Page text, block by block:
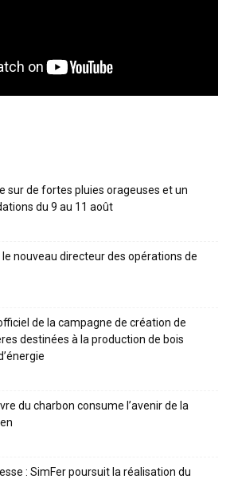
sur de fortes pluies orageuses et un
du 9 au 11 août
le nouveau directeur des opérations de
de la campagne de création de
destinées à la production de bois
du charbon consume l’avenir de la
: SimFer poursuit la réalisation du